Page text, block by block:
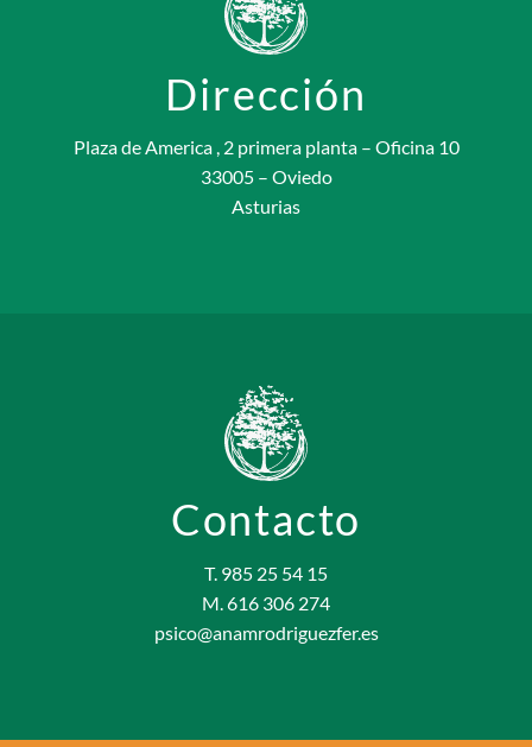
Dirección
Plaza de America , 2 primera planta – Oficina 10
33005 – Oviedo
Asturias
Contacto
T. 985 25 54 15
M. 616 306 274
psico@anamrodriguezfer.es